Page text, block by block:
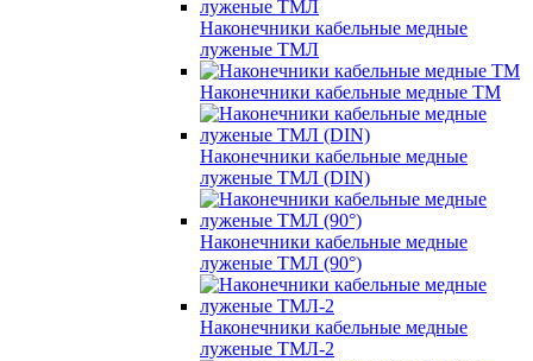
Наконечники кабельные медные
луженые ТМЛ
Наконечники кабельные медные ТМ
Наконечники кабельные медные
луженые ТМЛ (DIN)
Наконечники кабельные медные
луженые ТМЛ (90°)
Наконечники кабельные медные
луженые ТМЛ-2